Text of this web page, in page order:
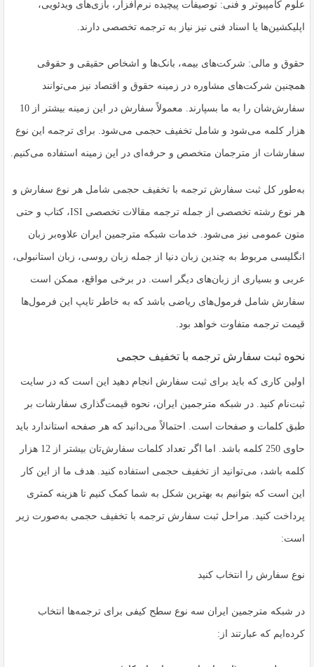
علوم کامپیوتر و فنی: توصیفات پیچیده نرم‌افزار، بازی‌های ویدئویی،
اپلیکشین‌ها یا اسناد فنی نیز نیاز به ترجمه تخصصی دارند.
حقوق و مالی: شرکت‌های بیمه، بانک‌ها و اشخاص حقیقی و حقوقی
همچنین شرکت‌های مشاوره در زمینه حقوق و اقتصاد نیز می‌توانند
سفارش‌شان را به ما بسپارند. معمولاً سفارش در این زمینه بیشتر از 10
هزار کلمه می‌شود و شامل تخفیف حجمی می‌شود. برای ترجمه این نوع
سفارشات از مترجمان متخصص و حرفه‌ای در این زمینه استفاده می‌کنیم.
به‌طور کل ثبت سفارش ترجمه با تخفیف حجمی شامل هر نوع سفارش و
هر نوع رشته‌ تخصصی از جمله ترجمه مقالات تخصصی ISI، کتاب و حتی
متون عمومی نیز می‌شود. خدمات شبکه مترجمین ایران علاوه‌بر زبان
انگلیسی مربوط به چندین زبان دنیا از جمله زبان روسی، زبان استانبولی،
عربی و بسیاری از زبان‌های دیگر است. در برخی مواقع، ممکن است
سفارش شامل فرمول‌های ریاضی باشد که به خاطر تایپ این فرمول‌ها
قیمت ترجمه متفاوت خواهد بود.
نحوه ثبت سفارش ترجمه با تخفیف حجمی
اولین کاری که باید برای ثبت سفارش انجام دهید این است که در سایت
ثبت‌نام کنید. در شبکه مترجمین ایران، نحوه قیمت‌گذاری سفارشات بر
طبق کلمات و صفحات است. احتمالاً می‌دانید که هر صفحه استاندارد باید
حاوی 250 کلمه باشد. اما اگر تعداد کلمات سفارش‌تان بیشتر از 12 هزار
کلمه باشد، می‌توانید از تخفیف حجمی استفاده کنید. هدف ما از این کار
این است که بتوانیم به بهترین شکل به شما کمک کنیم تا هزینه کمتری
پرداخت کنید. مراحل ثبت سفارش ترجمه با تخفیف حجمی به‌صورت زیر
است:
نوع سفارش را انتخاب کنید
در شبکه مترجمین ایران سه نوع سطح کیفی برای ترجمه‌ها انتخاب
کرده‌ایم که عبارتند از: